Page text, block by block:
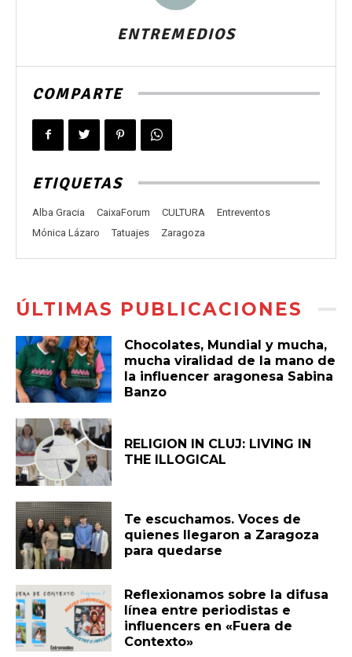
ENTREMEDIOS
COMPARTE
ETIQUETAS
Alba Gracia CaixaForum CULTURA
Entreventos
Mónica Lázaro
Tatuajes Zaragoza
ÚLTIMAS PUBLICACIONES
Chocolates, Mundial y mucha,
mucha viralidad de la mano de
la influencer aragonesa Sabina
Banzo
RELIGION IN CLUJ: LIVING IN
THE ILLOGICAL
Te escuchamos. Voces de
quienes llegaron a Zaragoza
para quedarse
Reflexionamos sobre la difusa
línea entre periodistas e
influencers en «Fuera de
Contexto»